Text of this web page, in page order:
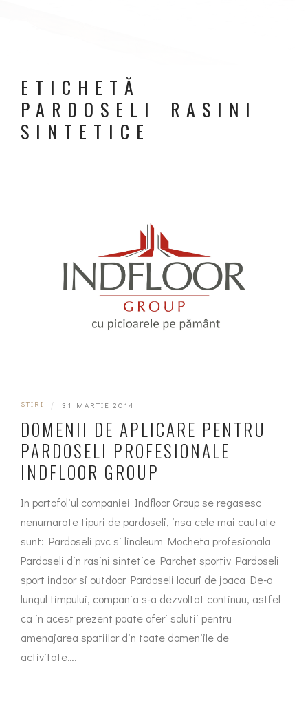
ETICHETĂ
PARDOSELI RASINI
SINTETICE
STIRI | 31 MARTIE 2014
DOMENII DE APLICARE PENTRU
PARDOSELI PROFESIONALE
INDFLOOR GROUP
In portofoliul companiei Indfloor Group se regasesc
nenumarate tipuri de pardoseli, insa cele mai cautate
sunt: Pardoseli pvc si linoleum Mocheta profesionala
Pardoseli din rasini sintetice Parchet sportiv Pardoseli
sport indoor si outdoor Pardoseli locuri de joaca De-a
lungul timpului, compania s-a dezvoltat continuu, astfel
ca in acest prezent poate oferi solutii pentru
amenajarea spatiilor din toate domeniile de
activitate….